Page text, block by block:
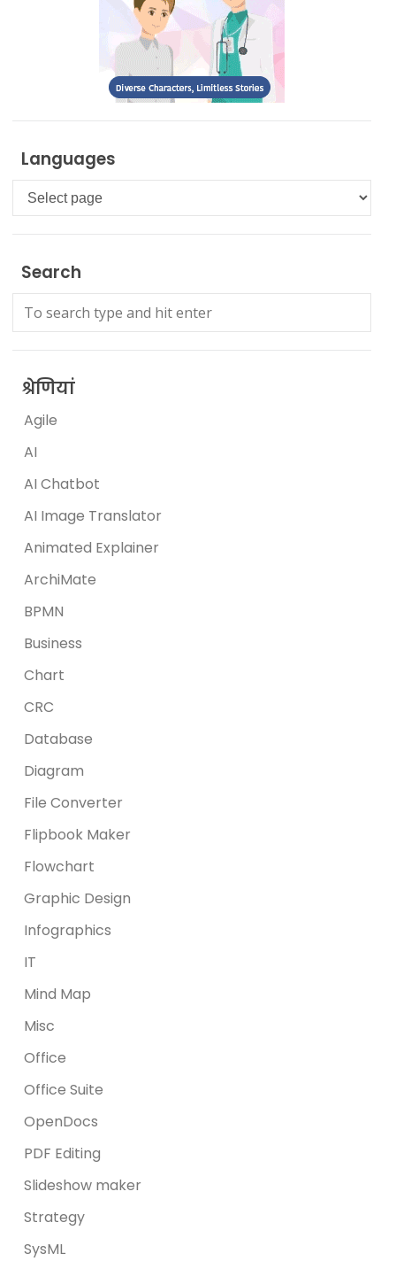
Languages
Languages
Search
श्रेणियां
Agile
AI
AI Chatbot
AI Image Translator
Animated Explainer
ArchiMate
BPMN
Business
Chart
CRC
Database
Diagram
File Converter
Flipbook Maker
Flowchart
Graphic Design
Infographics
IT
Mind Map
Misc
Office
Office Suite
OpenDocs
PDF Editing
Slideshow maker
Strategy
SysML